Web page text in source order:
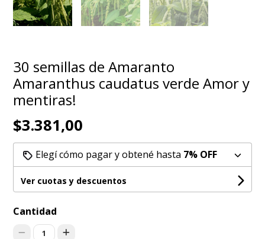
30 semillas de Amaranto
Amaranthus caudatus verde Amor y
mentiras!
$3.381,00
Elegí cómo pagar y obtené hasta 7% OFF
Ver cuotas y descuentos
Cantidad
1